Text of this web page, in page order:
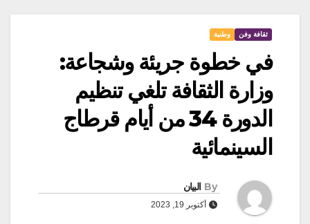
ثقافة وفن وطنية
في خطوة جريئة وشجاعة:
وزارة الثقافة تلغي تنظيم
الدورة 34 من أيام قرطاج
السينمائية
By البيان
أكتوبر 19, 2023